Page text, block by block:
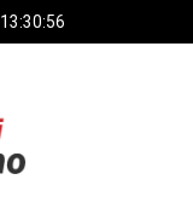
13:30:57